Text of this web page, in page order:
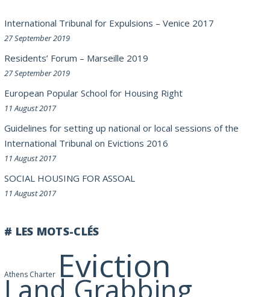
International Tribunal for Expulsions – Venice 2017
27 September 2019
Residents’ Forum – Marseille 2019
27 September 2019
European Popular School for Housing Right
11 August 2017
Guidelines for setting up national or local sessions of the
International Tribunal on Evictions 2016
11 August 2017
SOCIAL HOUSING FOR ASSOAL
11 August 2017
# LES MOTS-CLÉS
Athens Charter Eviction
Land Grabbing